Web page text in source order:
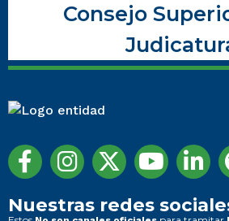
Consejo
Nuestras redes